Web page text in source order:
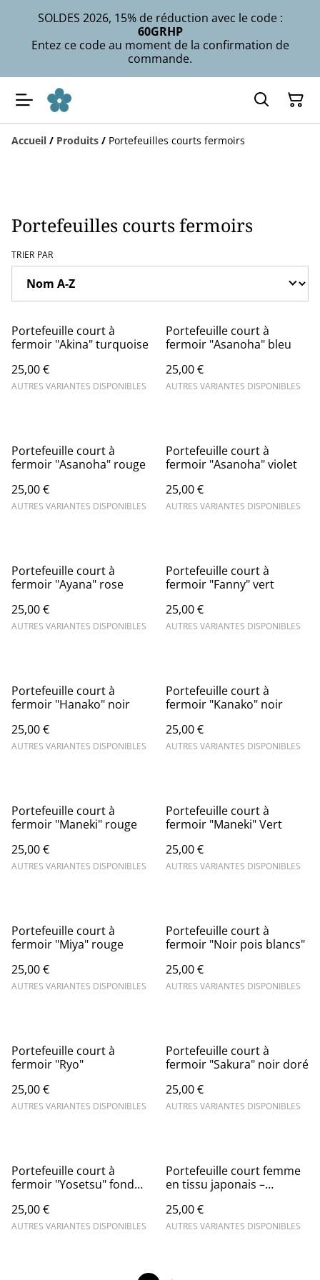
SOLDES 2026, 15% de réduction avec le code :
60GRHP
Entez ce code au moment de la confirmation de
commande.
Accueil / Produits / Portefeuilles courts fermoirs
Portefeuilles courts fermoirs
TRIER PAR
Portefeuille court à
fermoir "Akina" turquoise
25,00 €
AUTRES VARIANTES DISPONIBLES
Portefeuille court à
fermoir "Asanoha" bleu
25,00 €
AUTRES VARIANTES DISPONIBLES
Portefeuille court à
fermoir "Asanoha" rouge
25,00 €
AUTRES VARIANTES DISPONIBLES
Portefeuille court à
fermoir "Asanoha" violet
25,00 €
AUTRES VARIANTES DISPONIBLES
Portefeuille court à
fermoir "Ayana" rose
25,00 €
AUTRES VARIANTES DISPONIBLES
Portefeuille court à
fermoir "Fanny" vert
25,00 €
AUTRES VARIANTES DISPONIBLES
Portefeuille court à
fermoir "Hanako" noir
25,00 €
AUTRES VARIANTES DISPONIBLES
Portefeuille court à
fermoir "Kanako" noir
25,00 €
AUTRES VARIANTES DISPONIBLES
Portefeuille court à
fermoir "Maneki" rouge
25,00 €
AUTRES VARIANTES DISPONIBLES
Portefeuille court à
fermoir "Maneki" Vert
25,00 €
AUTRES VARIANTES DISPONIBLES
Portefeuille court à
fermoir "Miya" rouge
25,00 €
AUTRES VARIANTES DISPONIBLES
Portefeuille court à
fermoir "Noir pois blancs"
25,00 €
AUTRES VARIANTES DISPONIBLES
Portefeuille court à
fermoir "Ryo"
25,00 €
AUTRES VARIANTES DISPONIBLES
Portefeuille court à
fermoir "Sakura" noir doré
25,00 €
AUTRES VARIANTES DISPONIBLES
Portefeuille court à
fermoir "Yosetsu" fond
25,00 €
AUTRES VARIANTES DISPONIBLES
Portefeuille court femme
en tissu japonais –
25,00 €
AUTRES VARIANTES DISPONIBLES